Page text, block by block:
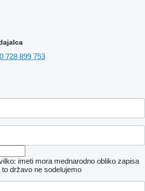
728 899 753
imeti mora mednarodno obliko zapisa
to državo ne sodelujemo